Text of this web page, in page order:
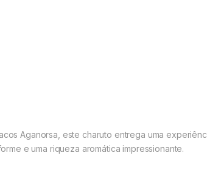
Aganorsa, este charuto entrega uma
e uma riqueza aromática impressionante.